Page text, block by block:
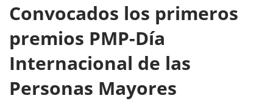
Convocados los primeros
premios PMP-Día
Internacional de las
Personas Mayores